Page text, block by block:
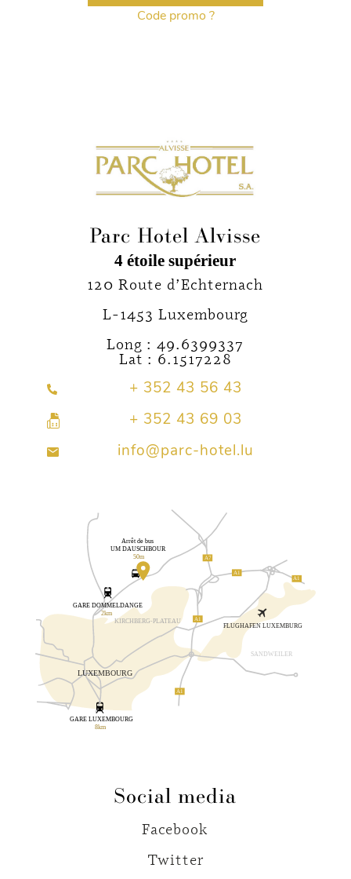
Code promo ?
Parc Hotel Alvisse
4 étoile supérieur
120 Route d’Echternach
L-1453 Luxembourg
Long : 49.6399337
Lat : 6.1517228
+ 352 43 56 43
+ 352 43 69 03
info@parc-hotel.lu
Social media
Facebook
Twitter